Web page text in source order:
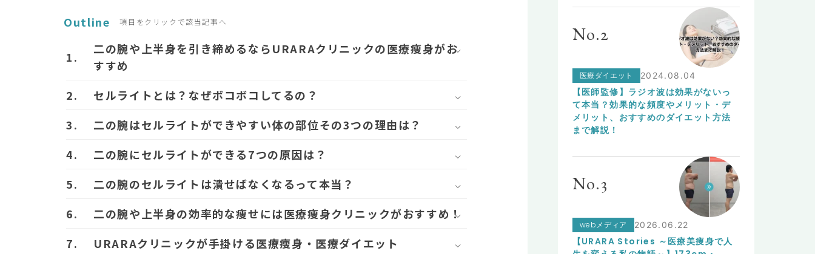
No.2
医療ダイエット 2024.08.04
【医師監修】ラジオ波は効果がないっ
て本当？効果的な頻度やメリット・デ
メリット、おすすめのダイエット方法
まで解説！
No.3
webメディア 2026.06.22
【URARA Stories ～医療美痩身で人
Outline 項目をクリックで該当記事へ
二の腕や上半身を引き締めるならURARAクリニックの医療痩身がお
すすめ
セルライトとは？なぜボコボコしてるの？
二の腕はセルライトができやすい体の部位その3つの理由は？
二の腕にセルライトができる7つの原因は？
二の腕のセルライトは潰せばなくなるって本当？
二の腕や上半身の効率的な痩せには医療痩身クリニックがおすすめ！
URARAクリニックが手掛ける医療痩身・医療ダイエット